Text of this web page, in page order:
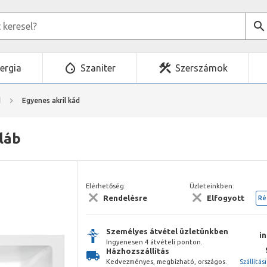
Szaniter Szerszámok
Egyenes akril kád
Elérhetőség:
Rendelésre
Üzleteinkben:
Elfogyott
Személyes átvétel üzletünkben
Ingyenesen 4 átvételi ponton.
Házhozszállítás
Kedvezményes, megbízható, országos.